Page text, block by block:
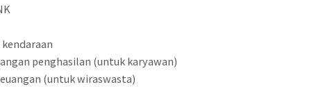
penghasilan (untuk karyawan)
(untuk wiraswasta)